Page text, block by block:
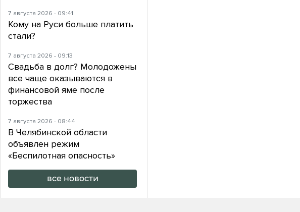
7 августа 2026 - 09:41
Кому на Руси больше платить
стали?
7 августа 2026 - 09:13
Свадьба в долг? Молодожены
все чаще оказываются в
финансовой яме после
торжества
7 августа 2026 - 08:44
В Челябинской области
объявлен режим
«Беспилотная опасность»
все новости